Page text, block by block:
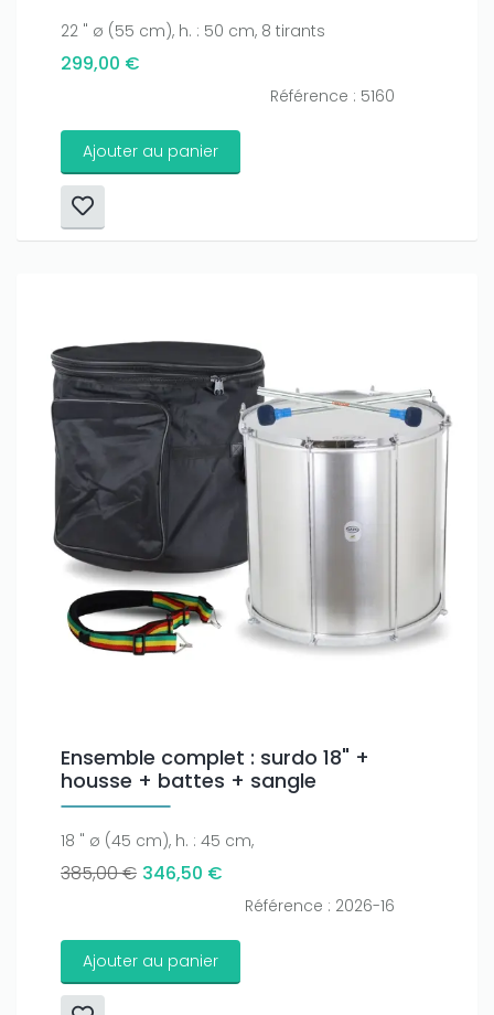
22 " ø (55 cm), h. : 50 cm, 8 tirants
299,00 €
Référence : 5160
Ajouter au panier
Ensemble complet : surdo 18" +
housse + battes + sangle
18 " ø (45 cm), h. : 45 cm,
385,00 € 346,50 €
Référence : 2026-16
Ajouter au panier